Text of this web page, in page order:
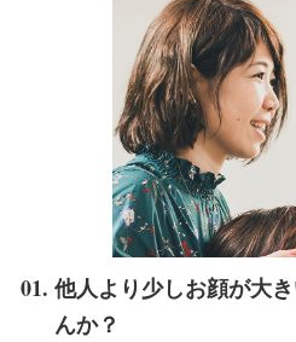
他人より少しお顔が大
んか？